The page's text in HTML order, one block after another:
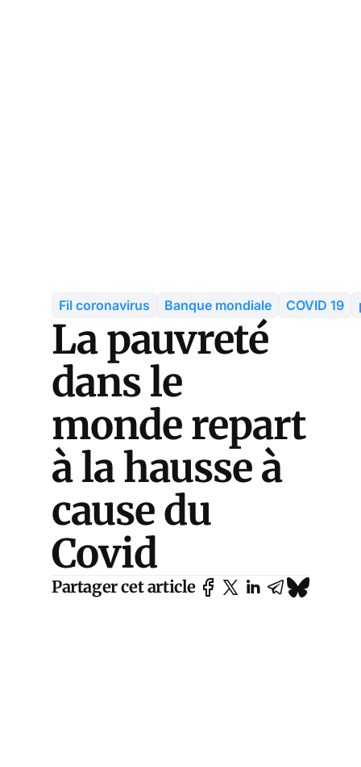
Fil coronavirus Banque mondiale COVID 19
La pauvreté
dans le
monde repart
à la hausse à
cause du
Covid
Partager cet article